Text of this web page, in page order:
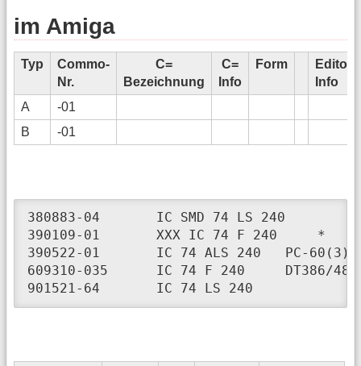
im Amiga
Typ
Commo-
Nr.
C=
Bezeichnung
C=
Info
Form
Editors
Info
A
-01
B
-01
380883-04	IC SMD 74 LS 240	PCB SER/PAR     PC-40
390109-01	XXX IC 74 F 240     *	N.MEHR LIEF.  PC40(3)
390522-01	IC 74 ALS 240	PC-60(3)
609310-035	IC 74 F 240	DT386/486-25